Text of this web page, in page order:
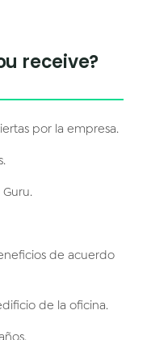
receive?
por la empresa.
de acuerdo
de la oficina.